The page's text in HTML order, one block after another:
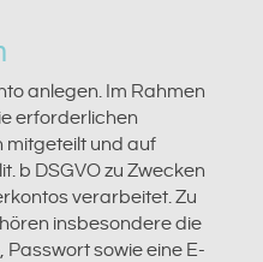
anlegen. Im Rahmen
erforderlichen
mitgeteilt und auf
b DSGVO zu Zwecken
verarbeitet. Zu
insbesondere die
sowie eine E-